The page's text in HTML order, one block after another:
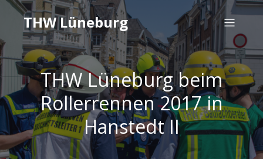
THW Lüneburg
THW Lüneburg beim
Rollerrennen 2017 in
Hanstedt II